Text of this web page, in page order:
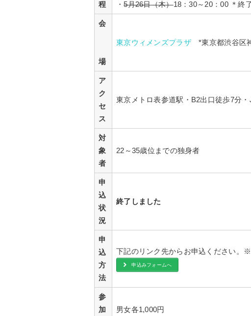
程
・5月26日（木）18：30～20：00 ＊終
会
場
東京ウィメンズプラザ*東京都渋谷区
ア
ク
セ
ス
東京メトロ表参道駅・B2出口徒歩7分
対
象
者
22～35歳位までの独身者
申
込
状
況
終了しました
申
込
方
法
下記のリンク先からお申込ください。
申込みフォームへ
参
加
男女各1,000円